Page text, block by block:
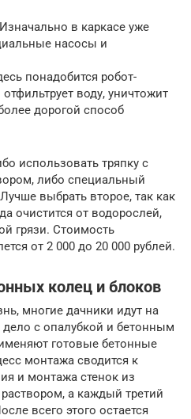
в каркасе уже
насосы и
понадобится робот-
воду, уничтожит
дорогой способ
использовать тряпку с
либо специальный
выбрать второе, так как
очистится от водорослей,
грязи. Стоимость
от 2 000 до 20 000 рублей.
колец и блоков
многие дачники идут на
с опалубкой и бетонным
готовые бетонные
монтажа сводится к
и монтажа стенок из
а каждый третий
всего этого остается